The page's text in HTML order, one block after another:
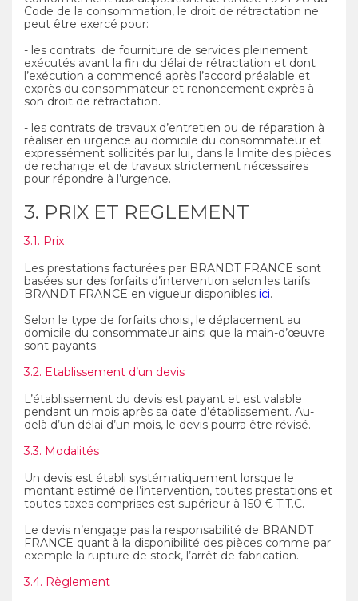
Code de la consommation, le droit de rétractation ne
peut être exercé pour:
- les contrats de fourniture de services pleinement
exécutés avant la fin du délai de rétractation et dont
l’exécution a commencé après l’accord préalable et
exprès du consommateur et renoncement exprès à
son droit de rétractation.
- les contrats de travaux d’entretien ou de réparation à
réaliser en urgence au domicile du consommateur et
expressément sollicités par lui, dans la limite des pièces
de rechange et de travaux strictement nécessaires
pour répondre à l’urgence.
3. PRIX ET REGLEMENT
3.1. Prix
Les prestations facturées par BRANDT FRANCE sont
basées sur des forfaits d’intervention selon les tarifs
BRANDT FRANCE en vigueur disponibles ici.
Selon le type de forfaits choisi, le déplacement au
domicile du consommateur ainsi que la main-d’œuvre
sont payants.
3.2. Etablissement d’un devis
L’établissement du devis est payant et est valable
pendant un mois après sa date d’établissement. Au-
delà d’un délai d’un mois, le devis pourra être révisé.
3.3. Modalités
Un devis est établi systématiquement lorsque le
montant estimé de l’intervention, toutes prestations et
toutes taxes comprises est supérieur à 150 € T.T.C.
Le devis n’engage pas la responsabilité de BRANDT
FRANCE quant à la disponibilité des pièces comme par
exemple la rupture de stock, l’arrêt de fabrication.
3.4. Règlement